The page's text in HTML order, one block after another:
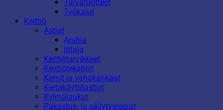
Turvatuotteet
Työkalut
Keittiö
Astiat
Arabia
Iittala
Keittiötarvikkeet
Keittiötekstiilit
Kernit ja vahakankaat
Kertakäyttöastiat
Kylmälaukut
Pakastus- ja säilytysrasiat